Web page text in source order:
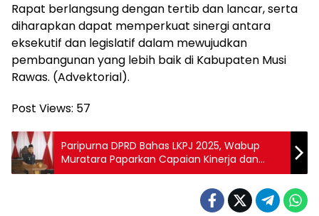
Rapat berlangsung dengan tertib dan lancar, serta
diharapkan dapat memperkuat sinergi antara
eksekutif dan legislatif dalam mewujudkan
pembangunan yang lebih baik di Kabupaten Musi
Rawas. (Advektorial).
Post Views: 57
Paripurna DPRD Bahas LKPJ 2025, Wabup
Muratara Paparkan Capaian Kinerja dan
Keuangan Daerah